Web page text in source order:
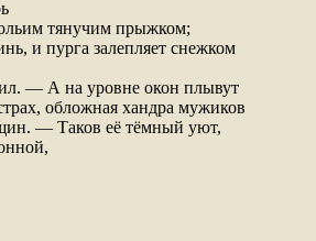
тянучим прыжком;
и пурга залепляет снежком
— А на уровне окон плывут
обложная хандра мужиков
— Таков её тёмный уют,